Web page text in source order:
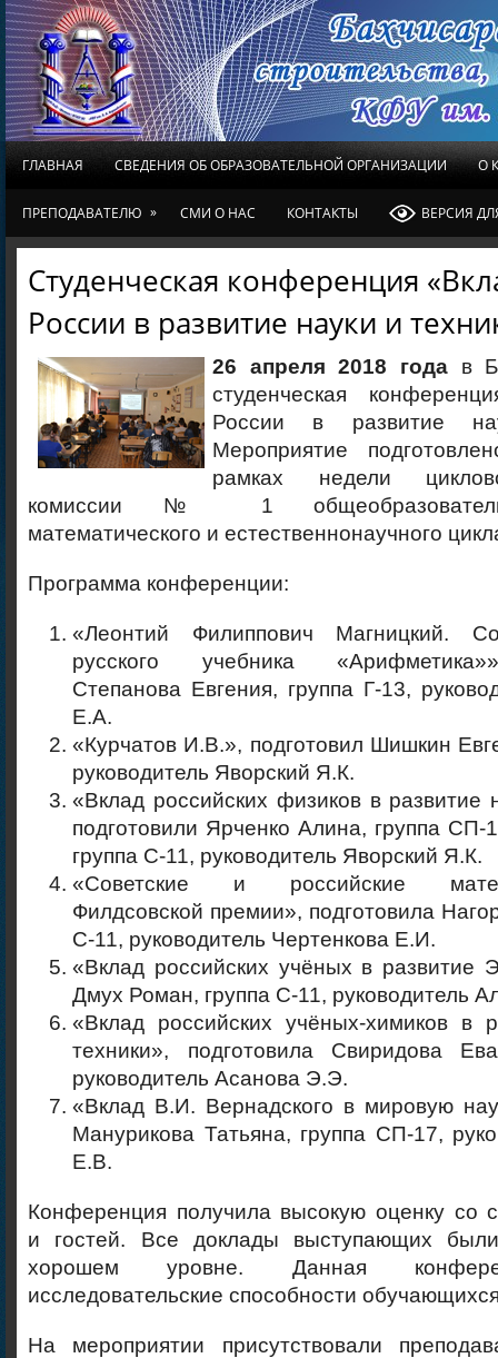
ГЛАВНАЯ СВЕДЕНИЯ ОБ ОБРАЗОВАТЕЛЬНОЙ ОРГАНИЗАЦИИ О
ПРЕПОДАВАТЕЛЮ » СМИ О НАС КОНТАКТЫ ВЕРСИЯ
Студенческая конференция
России в развитие науки и
26 апреля 2018 года в
студенческая
России в развитие
Мероприятие
рамках недели
комиссии № 1
математического и естественнонаучного
Программа конференции:
«Леонтий Филиппович Магницкий.
русского учебника
Степанова Евгения, группа Г-13,
Е.А.
«Курчатов И.В.», подготовил Шишкин
руководитель Яворский Я.К.
«Вклад российских физиков в развитие
подготовили Ярченко Алина, группа
группа С-11, руководитель Яворский Я.К.
«Советские и российские
Филдсовской премии», подготовила
С-11, руководитель Чертенкова Е.И.
«Вклад российских учёных в развитие
Дмух Роман, группа С-11, руководитель
«Вклад российских учёных-химиков в
техники», подготовила Свиридова
руководитель Асанова Э.Э.
«Вклад В.И. Вернадского в мировую
Манурикова Татьяна, группа СП-17,
Е.В.
Конференция получила высокую оценку со
и гостей. Все доклады выступающих
хорошем уровне. Данная
исследовательские способности
На мероприятии присутствовали